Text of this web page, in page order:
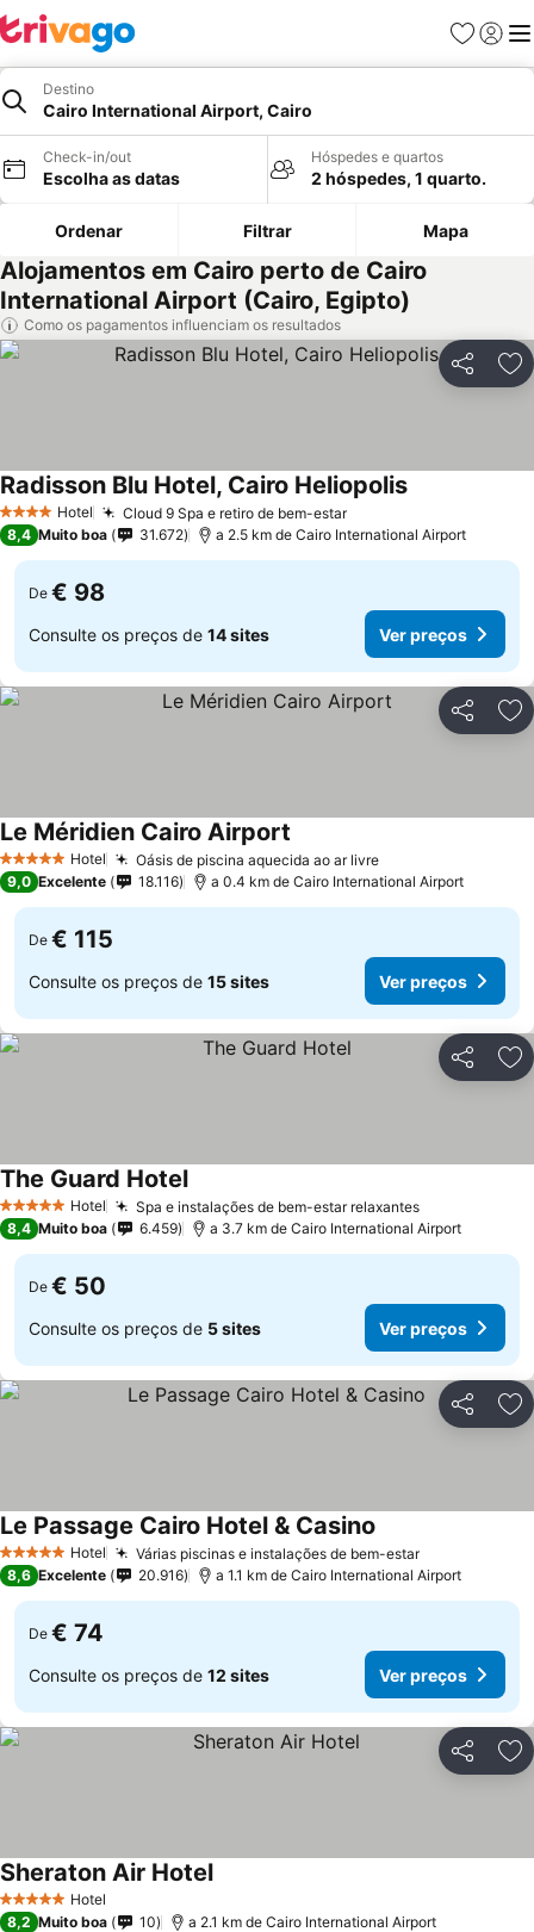
Favoritos
Iniciar
Destino
Cairo International Airport, Cairo
Check-in/out
Escolha as datas
Hóspedes e quartos
2 hóspedes, 1 quarto.
Ordenar Filtrar Mapa
Alojamentos em Cairo perto de Cairo
International Airport (Cairo, Egipto)
Como os pagamentos influenciam os resultados
Partilhar
4 EstrelasHotel Cloud 9 Spa e retiro de bem-estar
Radisson Blu Hotel, Cairo Heliopolis
8,4 Muito boa 31.672 a 2.5 km de Cairo International Airport
De € 98
Consulte os preços de 14 sites Ver preços
Partilhar
5 Estrelas Hotel Oásis de piscina aquecida ao ar livre
Le Méridien Cairo Airport
9,0 Excelente 18.116 a 0.4 km de Cairo International Airport
De € 115
Consulte os preços de 15 sites Ver preços
Partilhar
5 Estrelas Hotel Spa e instalações de bem-estar relaxantes
The Guard Hotel
8,4 Muito boa 6.459 a 3.7 km de Cairo International Airport
De € 50
Consulte os preços de 5 sites Ver preços
Partilhar
5 Estrelas Hotel Várias piscinas e instalações de bem-estar
Le Passage Cairo Hotel & Casino
8,6 Excelente 20.916 a 1.1 km de Cairo International Airport
De € 74
Consulte os preços de 12 sites Ver preços
Partilhar
5 Estrelas Hotel
Sheraton Air Hotel
8,2 Muito boa 10 a 2.1 km de Cairo International Airport